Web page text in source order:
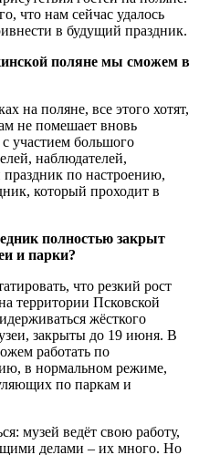
что нам сейчас удалось
в будущий праздник.
поляне мы сможем в
на поляне, все этого хотят,
не помешает вновь
участием большого
наблюдателей,
по настроению,
который проходит в
полностью закрыт
и парки?
что резкий рост
территории Псковской
жёсткого
закрыты до 19 июня. В
работать по
в нормальном режиме,
по паркам и
музей ведёт свою работу,
делами – их много. Но